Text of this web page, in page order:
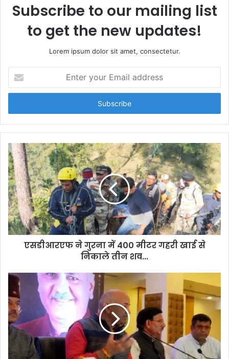
Subscribe to our mailing list
to get the new updates!
Lorem ipsum dolor sit amet, consectetur.
t
r
y
u
r
E
m
a
i
l
a
d
s
एसडीआरएफ ने गुरना में 400 मीटर गहरी खाई से
निकाले तीन शव...